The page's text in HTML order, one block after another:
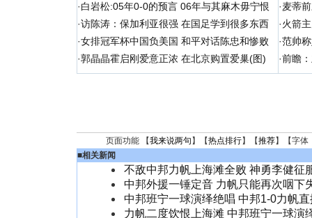
·白岩松:05年0-0的预言 06年与其麻木毋宁恨
·访陈涛：保加利亚很强 在国足学到很多东西
·女排冠军杯中国负美国 和平对话陈忠和惨败
·郭晶晶霍启刚爱意正浓 在北京购置爱巢(图)
·麦蒂
·火箭
·范帅
·前瞻
页面功能 【我来说两句 】【热点排行】【推荐】【字体
■相关新闻
不敌中邦力帆上海滩全败 神勇李健征
中邦外援一锤定音 力帆只能再次咽下
中邦班宁一球演绎绝唱 中邦1-0力帆
力帆二度饮恨上海滩 中邦班宁一球演